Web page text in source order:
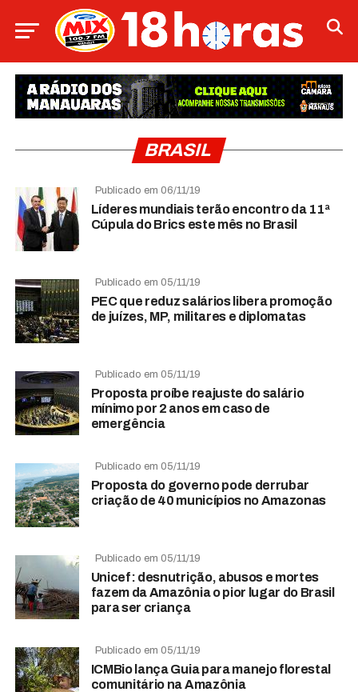
BRASIL
Publicado em 06/11/19
Líderes mundiais terão encontro da 11ª
Cúpula do Brics este mês no Brasil
Publicado em 05/11/19
PEC que reduz salários libera promoção
de juízes, MP, militares e diplomatas
Publicado em 05/11/19
Proposta proíbe reajuste do salário
mínimo por 2 anos em caso de
emergência
Publicado em 05/11/19
Proposta do governo pode derrubar
criação de 40 municípios no Amazonas
Publicado em 05/11/19
Unicef: desnutrição, abusos e mortes
fazem da Amazônia o pior lugar do Brasil
para ser criança
Publicado em 05/11/19
ICMBio lança Guia para manejo florestal
comunitário na Amazônia